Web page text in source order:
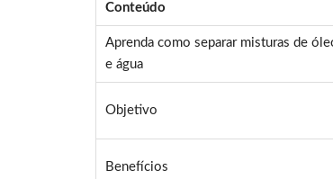
Conteúdo
Aprenda como separar misturas de
e água
Objetivo
Benefícios